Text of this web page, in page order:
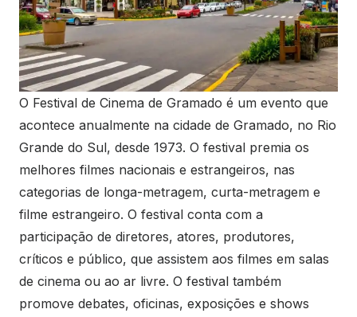
O Festival de Cinema de Gramado é um evento que
acontece anualmente na cidade de Gramado, no Rio
Grande do Sul, desde 1973. O festival premia os
melhores filmes nacionais e estrangeiros, nas
categorias de longa-metragem, curta-metragem e
filme estrangeiro. O festival conta com a
participação de diretores, atores, produtores,
críticos e público, que assistem aos filmes em salas
de cinema ou ao ar livre. O festival também
promove debates, oficinas, exposições e shows